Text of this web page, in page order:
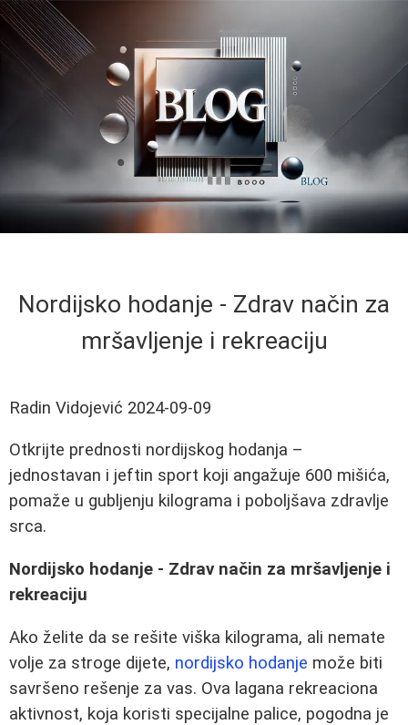
Nordijsko hodanje - Zdrav način za
mršavljenje i rekreaciju
Radin Vidojević 2024-09-09
Otkrijte prednosti nordijskog hodanja –
jednostavan i jeftin sport koji angažuje 600 mišića,
pomaže u gubljenju kilograma i poboljšava zdravlje
srca.
Nordijsko hodanje - Zdrav način za mršavljenje i
rekreaciju
Ako želite da se rešite viška kilograma, ali nemate
volje za stroge dijete, nordijsko hodanje može biti
savršeno rešenje za vas. Ova lagana rekreaciona
aktivnost, koja koristi specijalne palice, pogodna je